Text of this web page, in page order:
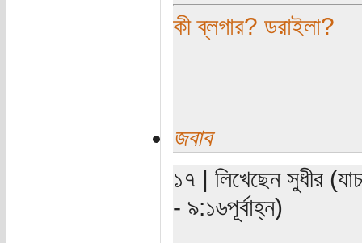
কী ব্লগার? ডরাইলা?
জবাব
১৭ | লিখেছেন সুধীর
- ৯:১৬পূর্বাহ্ন)